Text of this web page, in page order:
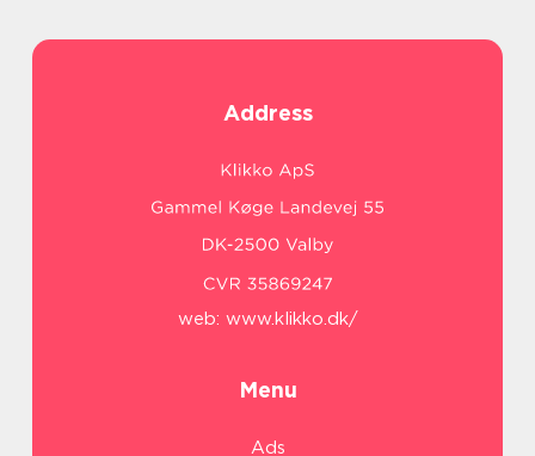
Address
web: www.klikko.dk/
Menu
Ads